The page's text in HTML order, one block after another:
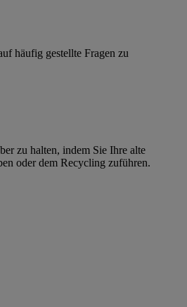
häufig gestellte Fragen zu
zu halten, indem Sie Ihre alte
oder dem Recycling zuführen.